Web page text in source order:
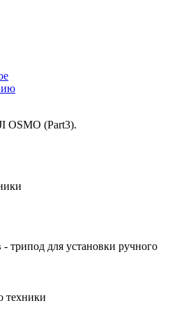
OSMO (Part3).
для установки ручного
техники